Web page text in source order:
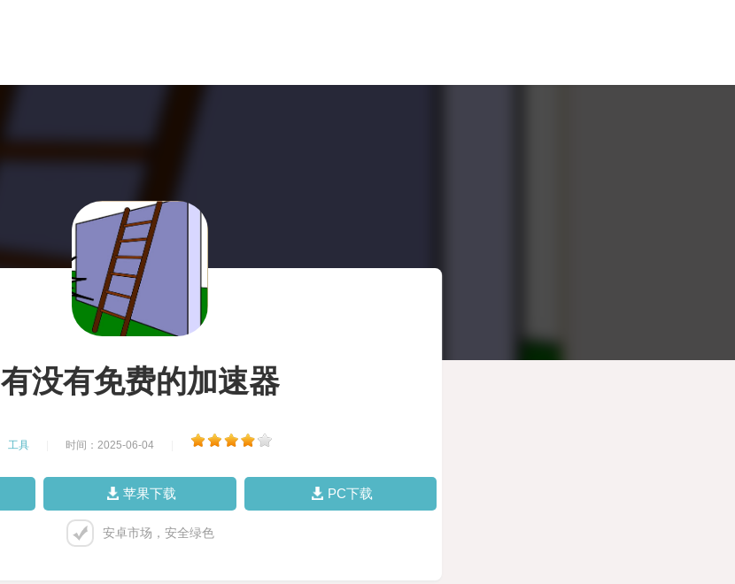
有没有免费的加速器
工具 时间：2025-06-04
苹果下载 PC下载
安卓市场，安全绿色